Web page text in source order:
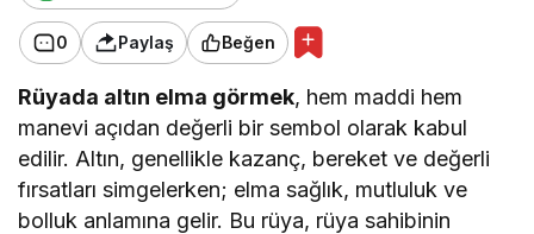
0 Paylaş Beğen
Rüyada altın elma görmek, hem maddi hem
manevi açıdan değerli bir sembol olarak kabul
edilir. Altın, genellikle kazanç, bereket ve değerli
fırsatları simgelerken; elma sağlık, mutluluk ve
bolluk anlamına gelir. Bu rüya, rüya sahibinin